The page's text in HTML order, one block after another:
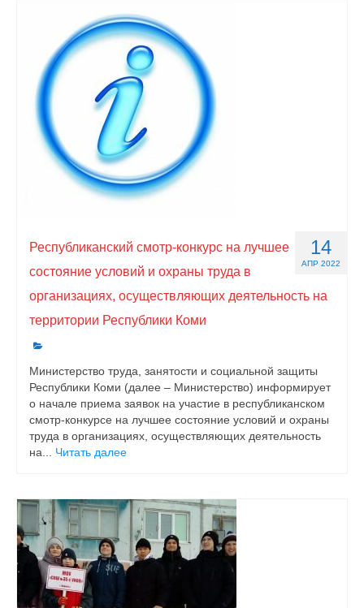
14
АПР 2022
Республиканский смотр-конкурс на лучшее
состояние условий и охраны труда в
организациях, осуществляющих деятельность на
территории Республики Коми
Министерство труда, занятости и социальной защиты
Республики Коми (далее – Министерство) информирует
о начале приема заявок на участие в республиканском
смотр-конкурсе на лучшее состояние условий и охраны
труда в организациях, осуществляющих деятельность
на... Читать далее